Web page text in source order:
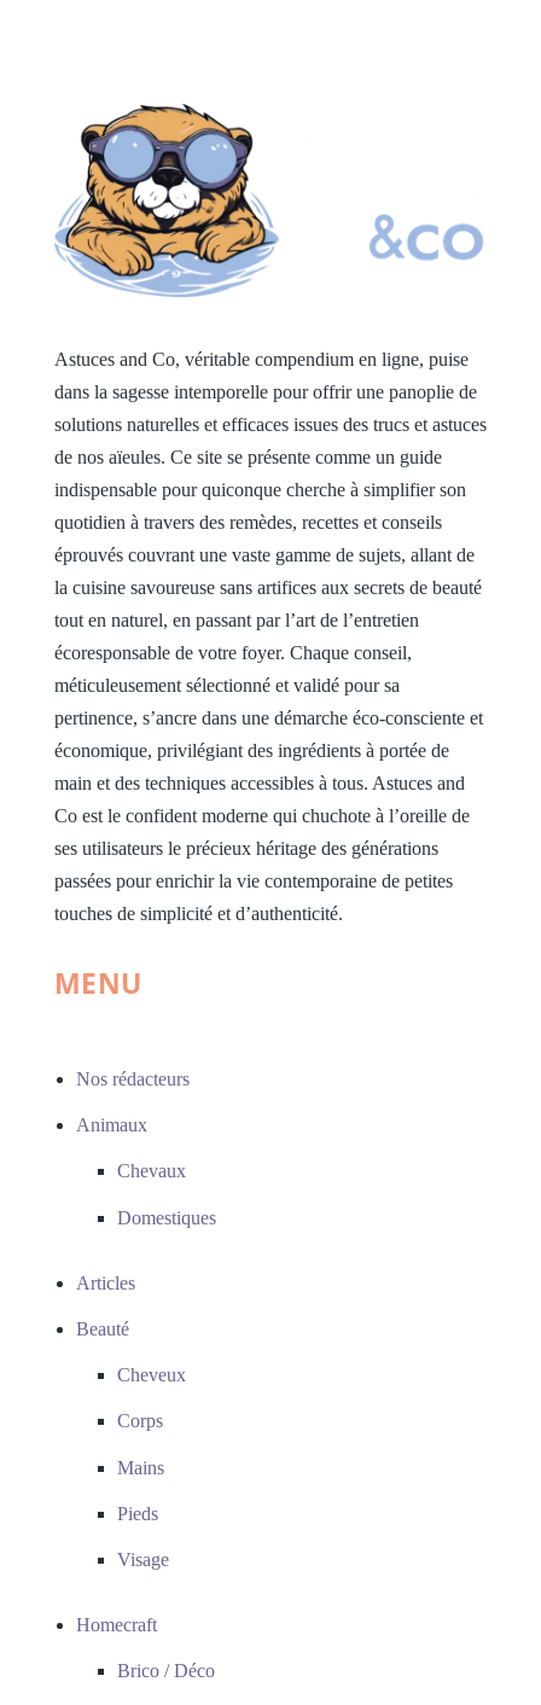
Astuces and Co, véritable compendium en ligne, puise
dans la sagesse intemporelle pour offrir une panoplie de
solutions naturelles et efficaces issues des trucs et astuces
de nos aïeules. Ce site se présente comme un guide
indispensable pour quiconque cherche à simplifier son
quotidien à travers des remèdes, recettes et conseils
éprouvés couvrant une vaste gamme de sujets, allant de
la cuisine savoureuse sans artifices aux secrets de beauté
tout en naturel, en passant par l’art de l’entretien
écoresponsable de votre foyer. Chaque conseil,
méticuleusement sélectionné et validé pour sa
pertinence, s’ancre dans une démarche éco-consciente et
économique, privilégiant des ingrédients à portée de
main et des techniques accessibles à tous. Astuces and
Co est le confident moderne qui chuchote à l’oreille de
ses utilisateurs le précieux héritage des générations
passées pour enrichir la vie contemporaine de petites
touches de simplicité et d’authenticité.
MENU
Nos rédacteurs
Animaux
Chevaux
Domestiques
Articles
Beauté
Cheveux
Corps
Mains
Pieds
Visage
Homecraft
Brico / Déco